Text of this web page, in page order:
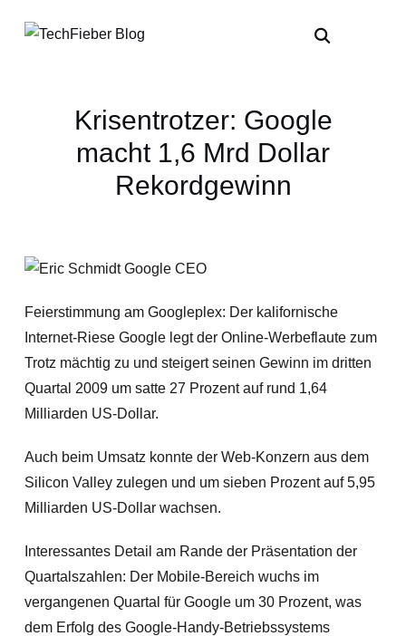
Krisentrotzer: Google
macht 1,6 Mrd Dollar
Rekordgewinn
Feierstimmung am Googleplex: Der kalifornische
Internet-Riese Google legt der Online-Werbeflaute zum
Trotz mächtig zu und steigert seinen Gewinn im dritten
Quartal 2009 um satte 27 Prozent auf rund 1,64
Milliarden US-Dollar.
Auch beim Umsatz konnte der Web-Konzern aus dem
Silicon Valley zulegen und um sieben Prozent auf 5,95
Milliarden US-Dollar wachsen.
Interessantes Detail am Rande der Präsentation der
Quartalszahlen: Der Mobile-Bereich wuchs im
vergangenen Quartal für Google um 30 Prozent, was
dem Erfolg des Google-Handy-Betriebssystems